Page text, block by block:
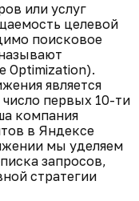
или услуг
целевой
поисковое
Optimization).
является
первых 10-ти
компания
в Яндексе
мы уделяем
запросов,
стратегии